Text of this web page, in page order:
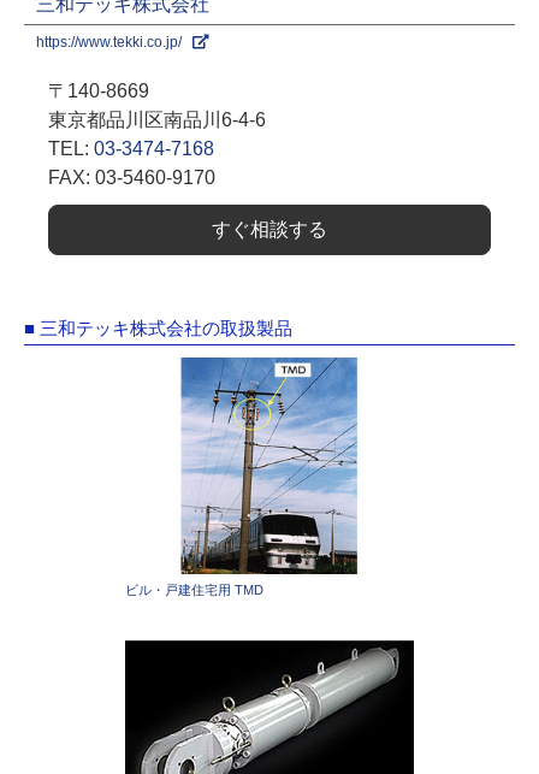
三和テッキ株式会社
https://www.tekki.co.jp/
〒140-8669
東京都品川区南品川6-4-6
TEL: 03-3474-7168
FAX: 03-5460-9170
すぐ相談する
■ 三和テッキ株式会社の取扱製品
ビル・戸建住宅用 TMD